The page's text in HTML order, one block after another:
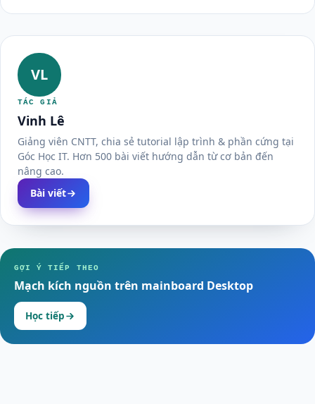
VL
TÁC GIẢ
Vinh Lê
Giảng viên CNTT, chia sẻ tutorial lập trình & phần cứng tại
Góc Học IT. Hơn 500 bài viết hướng dẫn từ cơ bản đến
nâng cao.
Bài viết
GỢI Ý TIẾP THEO
Mạch kích nguồn trên mainboard Desktop
Học tiếp